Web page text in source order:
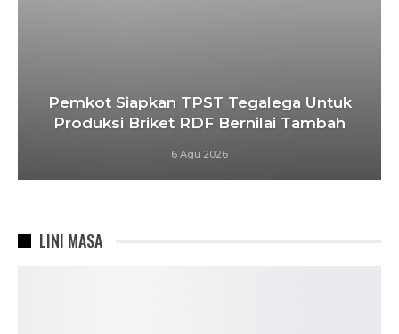
Pemkot Siapkan TPST Tegalega Untuk
Produksi Briket RDF Bernilai Tambah
6 Agu 2026
LINI MASA